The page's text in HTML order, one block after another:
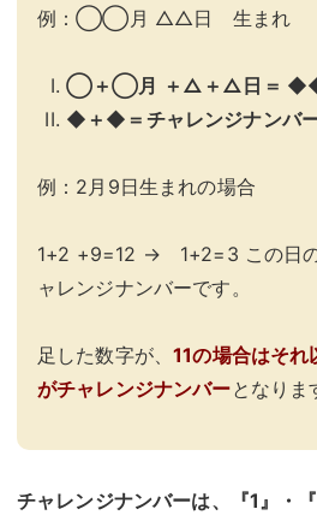
例：◯◯月 △△日 生まれ
◯＋◯月 ＋△＋△日＝
◆＋◆＝チャレンジナンバ
例：2月9日生まれの場合
1+2 +9=12 → 1+2=3 この日
ャレンジナンバーです。
足した数字が、11の場合はそれ
がチャレンジナンバーとなりま
チャレンジナンバーは、『1』・